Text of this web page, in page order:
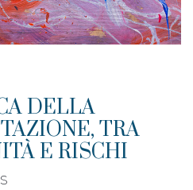
DELLA
TRA
E RISCHI